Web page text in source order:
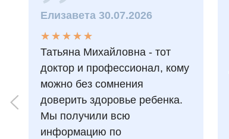
Елизавета 30.07.2026
★
★
★
★
★
★ ★ ★ ★ ★
Татьяна Михайловна - тот
доктор и профессионал, кому
можно без сомнения
доверить здоровье ребенка.
Мы получили всю
информацию по